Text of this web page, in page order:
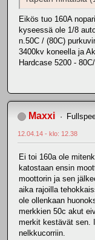
Eikös tuo 160A
kyseessä ole 1/8
n.50C / (80C)
3400kv koneella ja
Hardcase 5200 -
Maxxi
12.04.14 - klo: 12.38
Ei toi 160a ole
katostaan ensin
moottorin ja sen
aika rajoilla
ole ollenkaan
merkkien 50c akut
merkit kestävät sen.
nelkkucorriin.